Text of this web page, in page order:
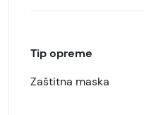
Tip opreme
Zaštitna maska